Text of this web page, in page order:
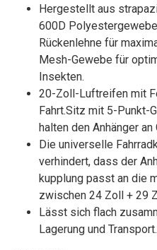
Hergestellt aus
600D
Rückenlehne für
Mesh-Gewebe für
Insekten.
20-Zoll-Luftreifen mit
Fahrt.Sitz mit 5-
halten den Anhänger
Die universelle
verhindert, dass der
kupplung passt an die
zwischen 24 Zoll + 29
Lässt sich flach
Lagerung und Transport.